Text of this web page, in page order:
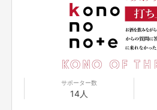
サポーター数
14人